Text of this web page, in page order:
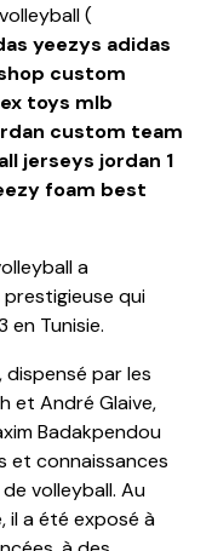
(
yeezys adidas
custom
toys mlb
custom team
jerseys jordan 1
foam best
a
qui
en Tunisie.
dispensé par les
et André Glaive,
Badakpendou
et connaissances
volleyball. Au
il a été exposé à